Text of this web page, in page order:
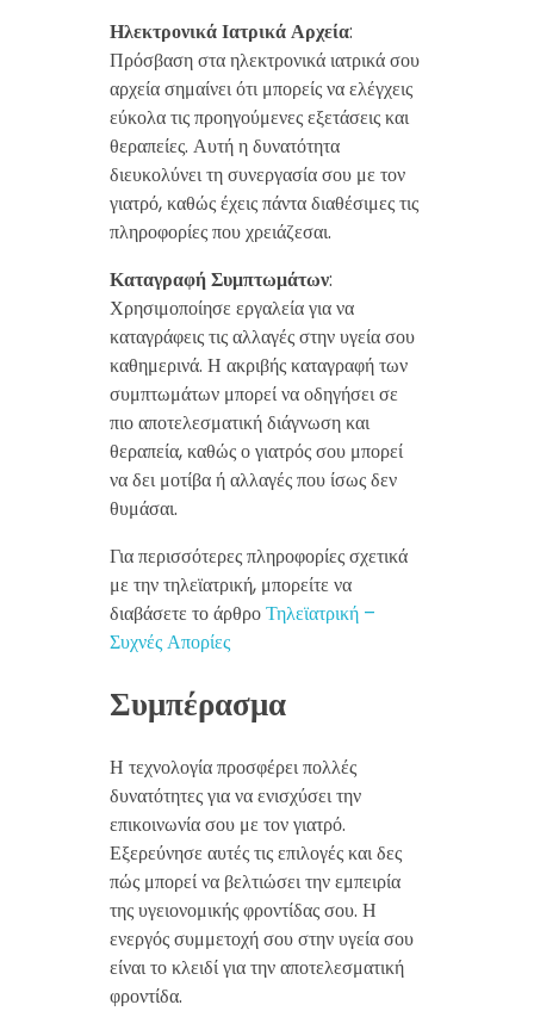
Ηλεκτρονικά Ιατρικά Αρχεία:
Πρόσβαση στα ηλεκτρονικά ιατρικά σου
αρχεία σημαίνει ότι μπορείς να ελέγχεις
εύκολα τις προηγούμενες εξετάσεις και
θεραπείες. Αυτή η δυνατότητα
διευκολύνει τη συνεργασία σου με τον
γιατρό, καθώς έχεις πάντα διαθέσιμες τις
πληροφορίες που χρειάζεσαι.
Καταγραφή Συμπτωμάτων:
Χρησιμοποίησε εργαλεία για να
καταγράφεις τις αλλαγές στην υγεία σου
καθημερινά. Η ακριβής καταγραφή των
συμπτωμάτων μπορεί να οδηγήσει σε
πιο αποτελεσματική διάγνωση και
θεραπεία, καθώς ο γιατρός σου μπορεί
να δει μοτίβα ή αλλαγές που ίσως δεν
θυμάσαι.
Για περισσότερες πληροφορίες σχετικά
με την τηλεϊατρική, μπορείτε να
διαβάσετε το άρθροΤηλεϊατρική –
Συχνές Απορίες
Συμπέρασμα
Η τεχνολογία προσφέρει πολλές
δυνατότητες για να ενισχύσει την
επικοινωνία σου με τον γιατρό.
Εξερεύνησε αυτές τις επιλογές και δες
πώς μπορεί να βελτιώσει την εμπειρία
της υγειονομικής φροντίδας σου. Η
ενεργός συμμετοχή σου στην υγεία σου
είναι το κλειδί για την αποτελεσματική
φροντίδα.